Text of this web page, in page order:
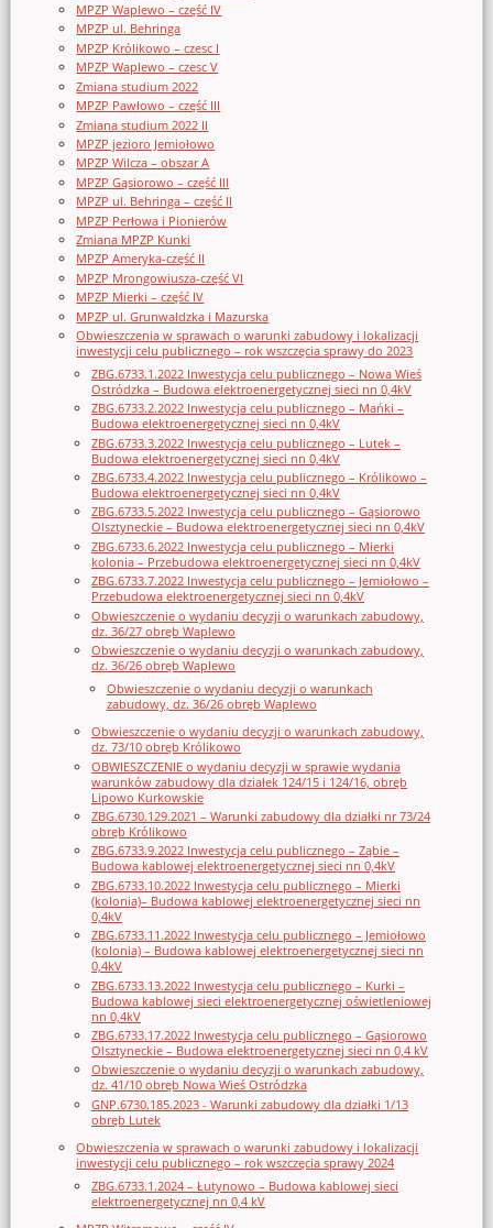
MPZP Waplewo – część IV
MPZP ul. Behringa
MPZP Królikowo – czesc I
MPZP Waplewo – czesc V
Zmiana studium 2022
MPZP Pawłowo – część III
Zmiana studium 2022 II
MPZP jezioro Jemiołowo
MPZP Wilcza – obszar A
MPZP Gąsiorowo – część III
MPZP ul. Behringa – część II
MPZP Perłowa i Pionierów
Zmiana MPZP Kunki
MPZP Ameryka-część II
MPZP Mrongowiusza-część VI
MPZP Mierki – część IV
MPZP ul. Grunwaldzka i Mazurska
Obwieszczenia w sprawach o warunki zabudowy i lokalizacji
inwestycji celu publicznego – rok wszczęcia sprawy do 2023
ZBG.6733.1.2022 Inwestycja celu publicznego – Nowa Wieś
Ostródzka – Budowa elektroenergetycznej sieci nn 0,4kV
ZBG.6733.2.2022 Inwestycja celu publicznego – Mańki –
Budowa elektroenergetycznej sieci nn 0,4kV
ZBG.6733.3.2022 Inwestycja celu publicznego – Lutek –
Budowa elektroenergetycznej sieci nn 0,4kV
ZBG.6733.4.2022 Inwestycja celu publicznego – Królikowo –
Budowa elektroenergetycznej sieci nn 0,4kV
ZBG.6733.5.2022 Inwestycja celu publicznego – Gąsiorowo
Olsztyneckie – Budowa elektroenergetycznej sieci nn 0,4kV
ZBG.6733.6.2022 Inwestycja celu publicznego – Mierki
kolonia – Przebudowa elektroenergetycznej sieci nn 0,4kV
ZBG.6733.7.2022 Inwestycja celu publicznego – Jemiołowo –
Przebudowa elektroenergetycznej sieci nn 0,4kV
Obwieszczenie o wydaniu decyzji o warunkach zabudowy,
dz. 36/27 obręb Waplewo
Obwieszczenie o wydaniu decyzji o warunkach zabudowy,
dz. 36/26 obręb Waplewo
Obwieszczenie o wydaniu decyzji o warunkach
zabudowy, dz. 36/26 obręb Waplewo
Obwieszczenie o wydaniu decyzji o warunkach zabudowy,
dz. 73/10 obręb Królikowo
OBWIESZCZENIE o wydaniu decyzji w sprawie wydania
warunków zabudowy dla działek 124/15 i 124/16, obręb
Lipowo Kurkowskie
ZBG.6730.129.2021 – Warunki zabudowy dla działki nr 73/24
obręb Królikowo
ZBG.6733.9.2022 Inwestycja celu publicznego – Ząbie –
Budowa kablowej elektroenergetycznej sieci nn 0,4kV
ZBG.6733.10.2022 Inwestycja celu publicznego – Mierki
(kolonia)– Budowa kablowej elektroenergetycznej sieci nn
0,4kV
ZBG.6733.11.2022 Inwestycja celu publicznego – Jemiołowo
(kolonia) – Budowa kablowej elektroenergetycznej sieci nn
0,4kV
ZBG.6733.13.2022 Inwestycja celu publicznego – Kurki –
Budowa kablowej sieci elektroenergetycznej oświetleniowej
nn 0,4kV
ZBG.6733.17.2022 Inwestycja celu publicznego – Gąsiorowo
Olsztyneckie – Budowa elektroenergetycznej sieci nn 0,4 kV
Obwieszczenie o wydaniu decyzji o warunkach zabudowy,
dz. 41/10 obręb Nowa Wieś Ostródzka
GNP.6730.185.2023 - Warunki zabudowy dla działki 1/13
obręb Lutek
Obwieszczenia w sprawach o warunki zabudowy i lokalizacji
inwestycji celu publicznego – rok wszczęcia sprawy 2024
ZBG.6733.1.2024 – Łutynowo – Budowa kablowej sieci
elektroenergetycznej nn 0,4 kV